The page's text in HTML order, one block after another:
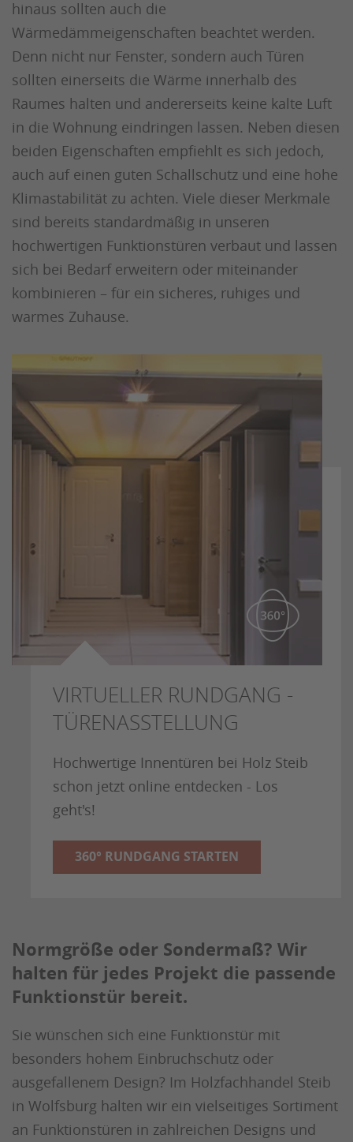
hinaus sollten auch die
Wärmedämmeigenschaften beachtet werden.
Denn nicht nur Fenster, sondern auch Türen
sollten einerseits die Wärme innerhalb des
Raumes halten und andererseits keine kalte Luft
in die Wohnung eindringen lassen. Neben diesen
beiden Eigenschaften empfiehlt es sich jedoch,
auch auf einen guten Schallschutz und eine hohe
Klimastabilität zu achten. Viele dieser Merkmale
sind bereits standardmäßig in unseren
hochwertigen Funktionstüren verbaut und lassen
sich bei Bedarf erweitern oder miteinander
kombinieren – für ein sicheres, ruhiges und
warmes Zuhause.
VIRTUELLER RUNDGANG -
TÜRENASSTELLUNG
Hochwertige Innentüren bei Holz Steib
schon jetzt online entdecken - Los
geht's!
360° RUNDGANG STARTEN
Normgröße oder Sondermaß? Wir
halten für jedes Projekt die passende
Funktionstür bereit.
Sie wünschen sich eine Funktionstür mit
besonders hohem Einbruchschutz oder
ausgefallenem Design? Im Holzfachhandel Steib
in Wolfsburg halten wir ein vielseitiges Sortiment
an Funktionstüren in zahlreichen Designs und